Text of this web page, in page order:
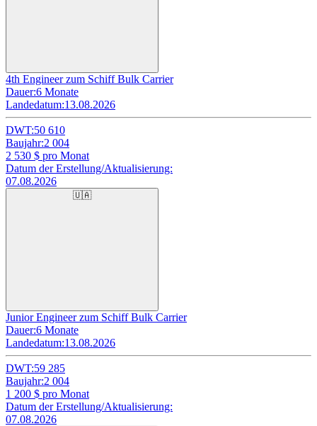
4th Engineer zum Schiff Bulk Carrier
Dauer:6 Monate
Landedatum:13.08.2026
DWT:50 610
Baujahr:2 004
2 530 $ pro Monat
Datum der Erstellung/Aktualisierung:
07.08.2026
🇺🇦
Junior Engineer zum Schiff Bulk Carrier
Dauer:6 Monate
Landedatum:13.08.2026
DWT:59 285
Baujahr:2 004
1 200 $ pro Monat
Datum der Erstellung/Aktualisierung:
07.08.2026